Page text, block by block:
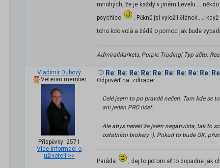
mnohých, že je každý v jiném
psychice
. Pěkně jsi vyložil článek....i
toho kdo volá a žádá o pomoc jak bude
AdmiralMarkets, Purple Trading| Typ účtu:
Vladimír Dubový
Veteran member
Příspěvky: 2571
Více informací o
uživateli >>
Re: Re: Re: Re: Re: Re: Re: Re: Re:
Odpověď na: zdtrader
Celé jsem to po pravdě nečetl. Tam kde se
ani jeden PRO účet.
Ale abys neřekl že jsem negativista, tak to
ostatními brokery :). Pokud to bude OK.
Paráda , dej to potom ať to dopadne jak